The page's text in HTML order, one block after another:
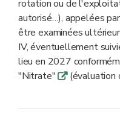
rotation ou de
autorisé…), appelées
être examinées
IV, éventuellement
lieu en 2027
"Nitrate"q(évaluation